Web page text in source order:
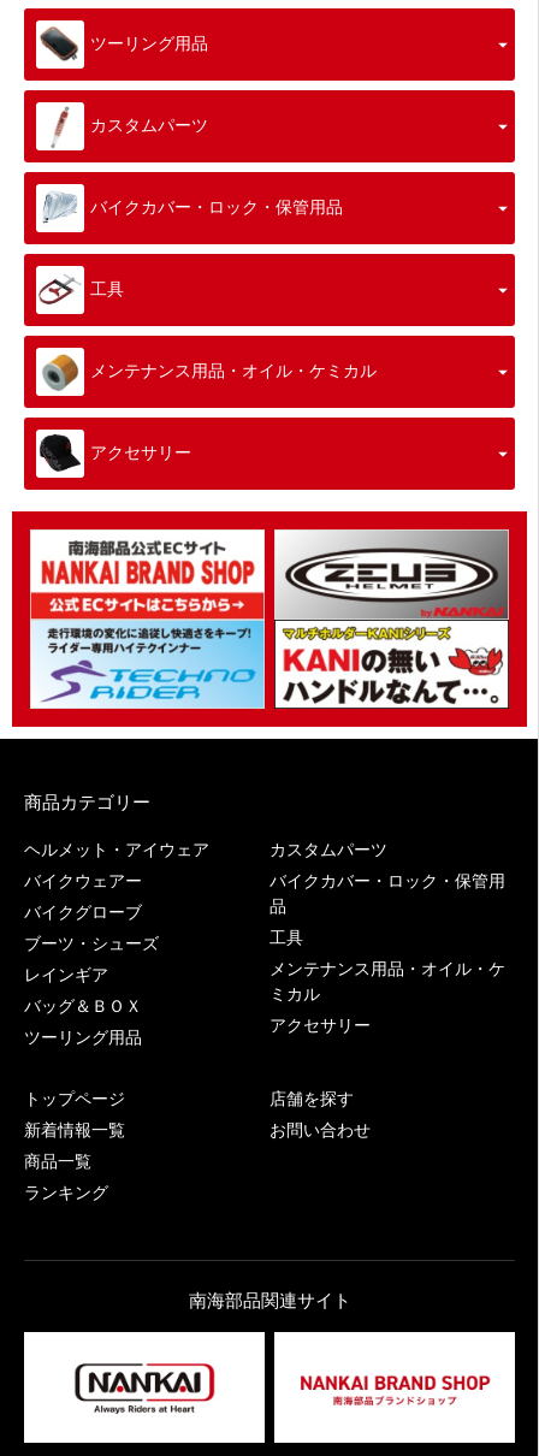
ツーリング用品
カスタムパーツ
バイクカバー・ロック・保管用品
工具
メンテナンス用品・オイル・ケミカル
アクセサリー
商品カテゴリー
ヘルメット・アイウェア
バイクウェアー
バイクグローブ
ブーツ・シューズ
レインギア
バッグ＆ＢＯＸ
ツーリング用品
カスタムパーツ
バイクカバー・ロック・保管用
品
工具
メンテナンス用品・オイル・ケ
ミカル
アクセサリー
トップページ
新着情報一覧
商品一覧
ランキング
店舗を探す
お問い合わせ
南海部品関連サイト